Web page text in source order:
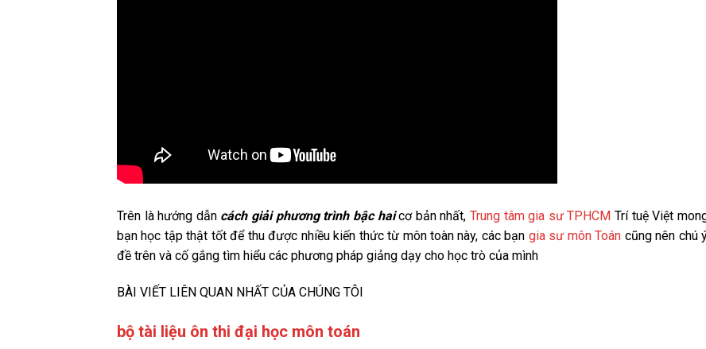
Trên là hướng dẫncách giải phương trình bậc haicơ bản nhất, Trung tâm gia sư TPHCM Trí tuệ Việt
bạn học tập thật tốt để thu được nhiều kiến thức từ môn toàn này, các bạn gia sư môn Toán cũng nên chú
đề trên và cố gắng tìm hiểu các phương pháp giảng dạy cho học trò của mình
BÀI VIẾT LIÊN QUAN NHẤT CỦA CHÚNG TÔI
bộ tài liệu ôn thi đại học môn toán